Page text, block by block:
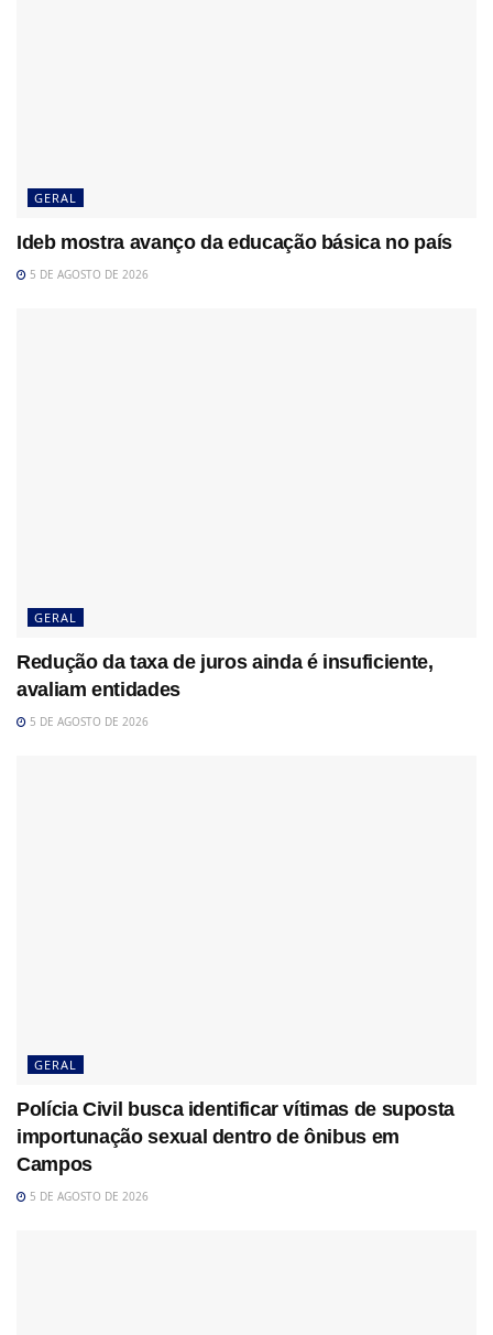
GERAL
Ideb mostra avanço da educação básica no país
5 DE AGOSTO DE 2026
GERAL
Redução da taxa de juros ainda é insuficiente,
avaliam entidades
5 DE AGOSTO DE 2026
GERAL
Polícia Civil busca identificar vítimas de suposta
importunação sexual dentro de ônibus em
Campos
5 DE AGOSTO DE 2026